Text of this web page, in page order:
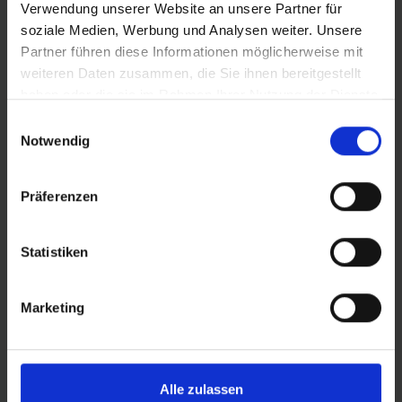
Verwendung unserer Website an unsere Partner für
soziale Medien, Werbung und Analysen weiter. Unsere
Partner führen diese Informationen möglicherweise mit
weiteren Daten zusammen, die Sie ihnen bereitgestellt
Notwendig
Präferenzen
Statistiken
Marketing
Alle zulassen
The versatile MTB tire
Schwalbe Romy is our all-rounder for mountain bikes
and e-MTBs. As a trail and all-mountain tire with gravity
characteristics – while remaining aggressive enough for
Romy makes choosing a tire easy. Whether on alpine
trails or challenging tours in the low mountain range, on
a trail bike or a light-assist e-MTB, on the front or rear
wheel: Romy always fits. It is our mountain bike tire for